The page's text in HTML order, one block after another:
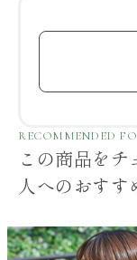
RECOMMENDED
この商品をチ
人へのおすす